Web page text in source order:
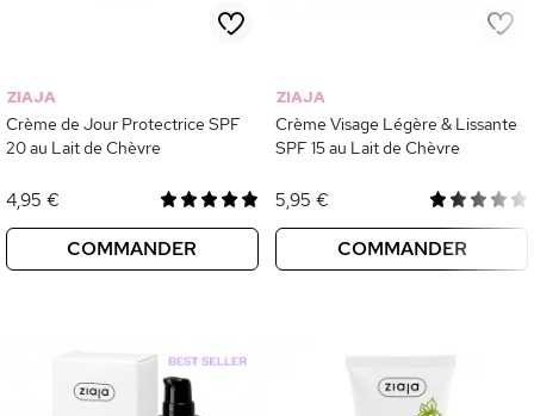
ZIAJA
Crème de Jour Protectrice SPF
20 au Lait de Chèvre
4,95 €
COMMANDER
ZIAJA
Crème Visage Légère & Lissante
SPF 15 au Lait de Chèvre
5,95 €
COMMANDER